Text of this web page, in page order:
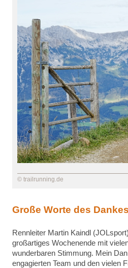
© trailrunning.de
Große Worte des
Rennleiter Martin Kaindl
großartiges Wochenende mit
wunderbaren Stimmung. Mein
engagierten Team und den vielen